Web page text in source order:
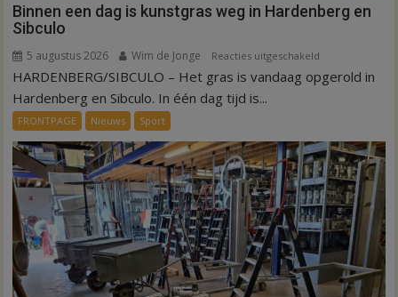
Binnen een dag is kunstgras weg in Hardenberg en
Sibculo
5 augustus 2026 Wim de Jonge Reacties uitgeschakeld
Binnen
kunstgras
weg
in
Hardenberg
en
Sibculo
HARDENBERG/SIBCULO – Het gras is vandaag opgerold in
Hardenberg en Sibculo. In één dag tijd is...
FRONTPAGE Nieuws Sport